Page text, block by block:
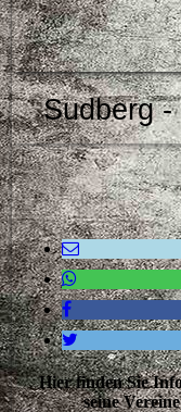
Sudberg
Hier finden Sie
seine